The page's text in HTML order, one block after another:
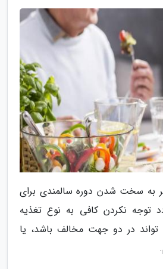
به سخت شدن دوره سالمندی برای
توجه نکردن کافی به نوع تغذیه
در دو جهت مخالف باشد، یا